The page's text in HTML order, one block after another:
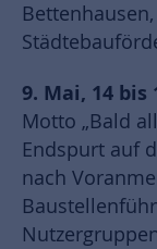
9. Mai, 14 bis
Motto „Bald
Endspurt auf
nach